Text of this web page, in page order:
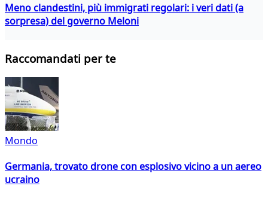
Meno clandestini, più immigrati regolari: i veri dati (a
sorpresa) del governo Meloni
Raccomandati per te
Mondo
Germania, trovato drone con esplosivo vicino a un aereo
ucraino